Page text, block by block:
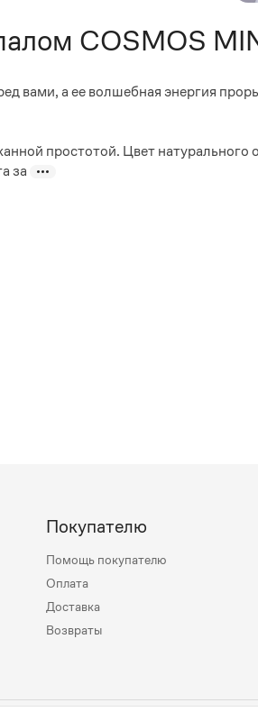
COSMOS
вами, а ее волшебная энергия
простотой. Цвет натурального
за
Покупателю
Помощь покупателю
Оплата
Доставка
Возвраты